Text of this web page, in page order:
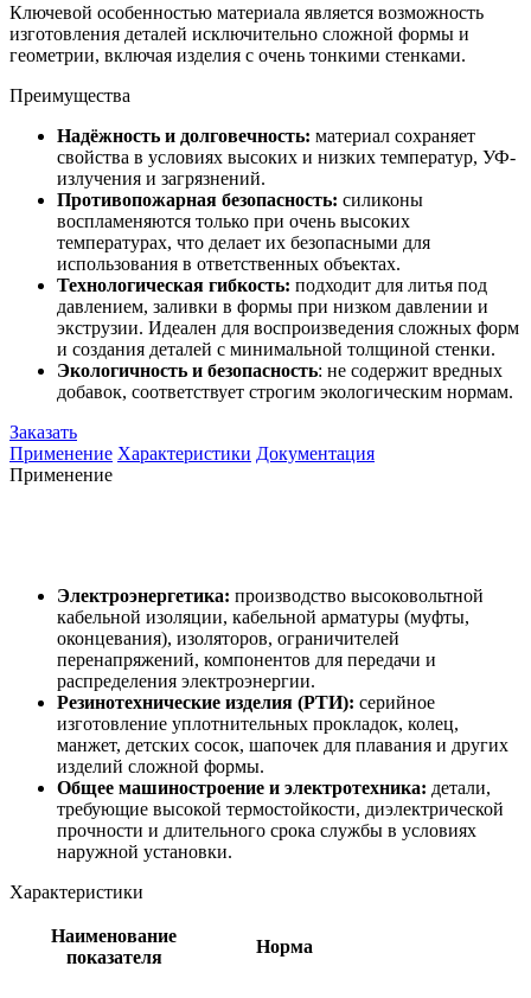
Ключевой особенностью материала является возможность
изготовления деталей исключительно сложной формы и
геометрии, включая изделия с очень тонкими стенками.
Преимущества
Надёжность и долговечность: материал сохраняет
свойства в условиях высоких и низких температур, УФ-
излучения и загрязнений.
Противопожарная безопасность: силиконы
воспламеняются только при очень высоких
температурах, что делает их безопасными для
использования в ответственных объектах.
Технологическая гибкость: подходит для литья под
давлением, заливки в формы при низком давлении и
экструзии. Идеален для воспроизведения сложных форм
и создания деталей с минимальной толщиной стенки.
Экологичность и безопасность: не содержит вредных
добавок, соответствует строгим экологическим нормам.
Заказать
Применение Характеристики Документация
Применение
Электроэнергетика: производство высоковольтной
кабельной изоляции, кабельной арматуры (муфты,
оконцевания), изоляторов, ограничителей
перенапряжений, компонентов для передачи и
распределения электроэнергии.
Резинотехнические изделия (РТИ): серийное
изготовление уплотнительных прокладок, колец,
манжет, детских сосок, шапочек для плавания и других
изделий сложной формы.
Общее машиностроение и электротехника: детали,
требующие высокой термостойкости, диэлектрической
прочности и длительного срока службы в условиях
наружной установки.
Характеристики
Наименование
показателя
Норма